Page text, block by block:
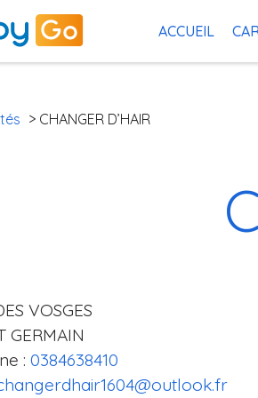
ACCUEIL
> CHANGER D’HAIR
VOSGES
GERMAIN
: 0384638410